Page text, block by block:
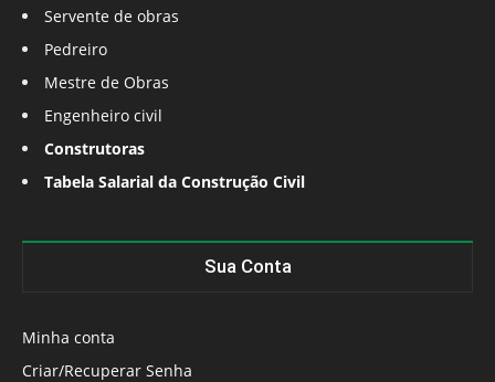
Servente de obras
Pedreiro
Mestre de Obras
Engenheiro civil
Construtoras
Tabela Salarial da Construção Civil
Sua Conta
Minha conta
Criar/Recuperar Senha